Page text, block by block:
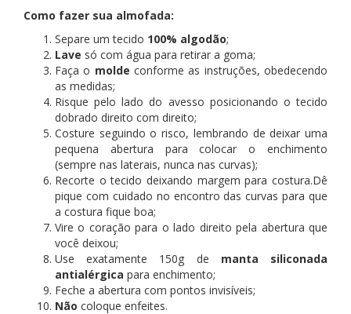
Como fazer sua almofada:
Separe um tecido 100% algodão;
Lave só com água para retirar a goma;
Faça o molde conforme as instruções, obedecendo
as medidas;
Risque pelo lado do avesso posicionando o tecido
dobrado direito com direito;
Costure seguindo o risco, lembrando de deixar uma
pequena abertura para colocar o enchimento
(sempre nas laterais, nunca nas curvas);
Recorte o tecido deixando margem para costura.Dê
pique com cuidado no encontro das curvas para que
a costura fique boa;
Vire o coração para o lado direito pela abertura que
você deixou;
Use exatamente 150g de manta siliconada
antialérgica para enchimento;
Feche a abertura com pontos invisíveis;
Não coloque enfeites.